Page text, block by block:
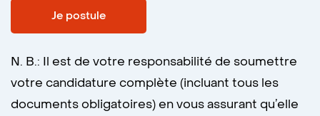
Je postule
N. B.: Il est de votre responsabilité de soumettre
votre candidature complète (incluant tous les
documents obligatoires) en vous assurant qu’elle